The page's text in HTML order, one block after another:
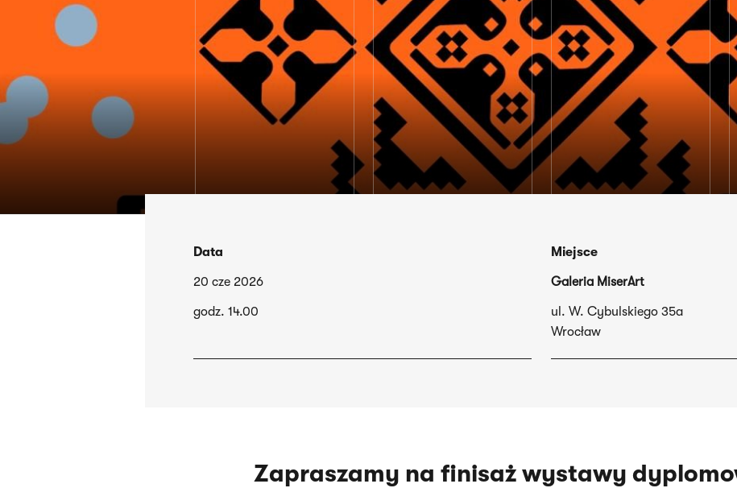
Data
20 cze 2026
godz. 14.00
Miejsce
Galeria MiserArt
ul. W. Cybulskiego 35a
Wrocław
Zapraszamy na finisaż wystawy